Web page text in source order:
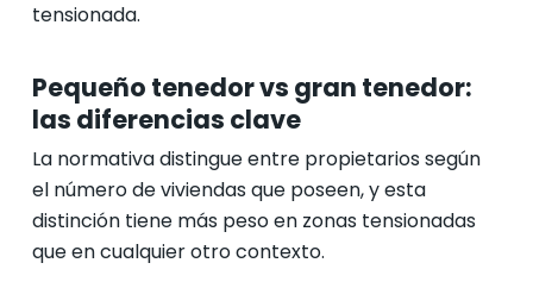
tensionada.
Pequeño tenedor vs gran tenedor:
las diferencias clave
La normativa distingue entre propietarios según
el número de viviendas que poseen, y esta
distinción tiene más peso en zonas tensionadas
que en cualquier otro contexto.